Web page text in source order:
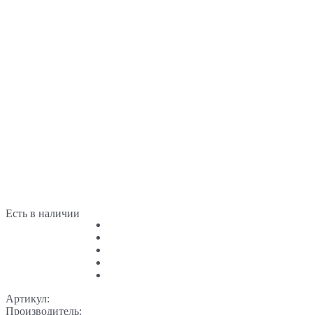
Есть в наличии
Артикул:
Производитель: